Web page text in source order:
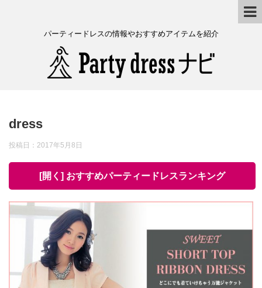
パーティードレスの情報やおすすめアイテムを紹介
dress
投稿日： 2017年5月8日
[開く] おすすめパーティードレスランキング